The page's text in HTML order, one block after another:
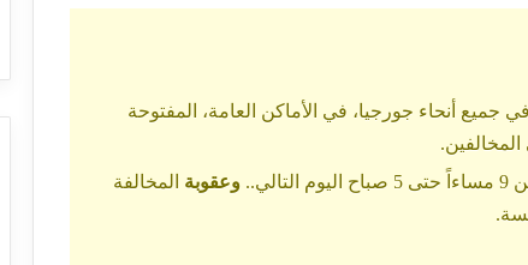
في جميع أنحاء جورجيا، في الأماكن العامة، المفتوحة
وعقوبة المخالفة